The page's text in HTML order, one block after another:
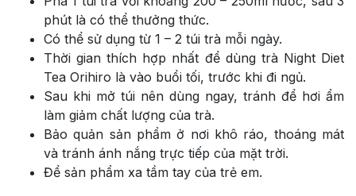
phút là có thể thưởng thức.
Có thể sử dụng từ 1 – 2 túi trà mỗi ngày.
Thời gian thích hợp nhất để dùng trà Night Diet
Tea Orihiro là vào buổi tối, trước khi đi ngủ.
Sau khi mở túi nên dùng ngay, tránh để hơi ẩm
làm giảm chất lượng của trà.
Bảo quản sản phẩm ở nơi khô ráo, thoáng mát
và tránh ánh nắng trực tiếp của mặt trời.
Để sản phẩm xa tầm tay của trẻ em.